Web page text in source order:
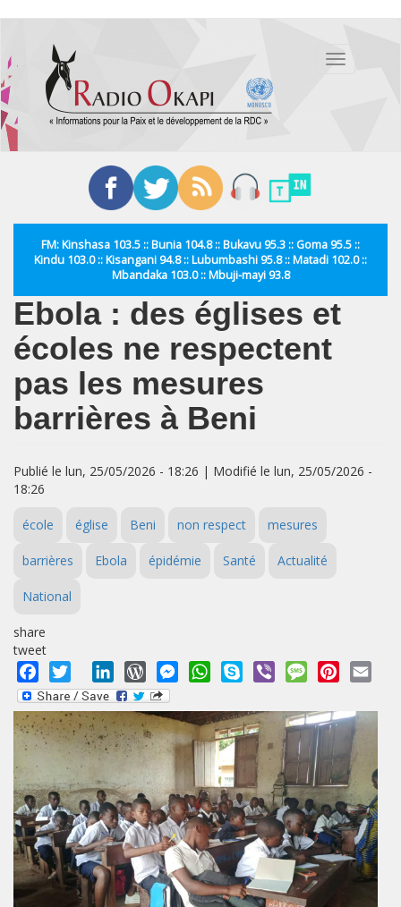
contenu
principal
Toggle
FM: Kinshasa 103.5 :: Bunia 104.8 :: Bukavu 95.3 :: Goma 95.5 ::
Kindu 103.0 :: Kisangani 94.8 :: Lubumbashi 95.8 :: Matadi 102.0 ::
Mbandaka 103.0 :: Mbuji-mayi 93.8
Ebola : des églises et
écoles ne respectent
pas les mesures
barrières à Beni
Publié le lun, 25/05/2026 - 18:26 | Modifié le lun, 25/05/2026 -
18:26
école église Beni non respect mesures
barrières Ebola épidémie Santé Actualité
National
share
tweet
Facebook
Twitter LinkedInWordPressMessengerWhatsApp
Skype Viber MessagePinterest